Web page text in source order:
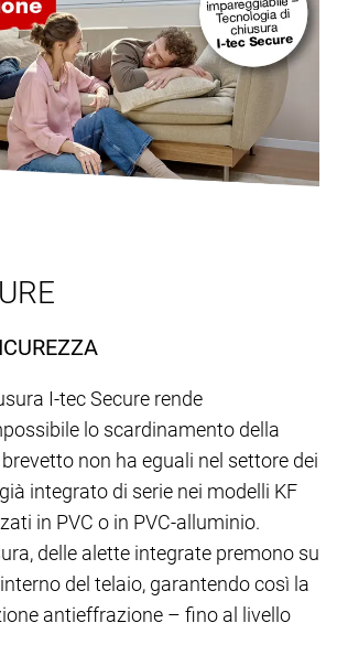
I-tec Secure rende
lo scardinamento della
non ha eguali nel settore dei
integrato di serie nei modelli KF
in PVC o in PVC-alluminio.
delle alette integrate premono su
del telaio, garantendo così la
antieffrazione – fino al livello